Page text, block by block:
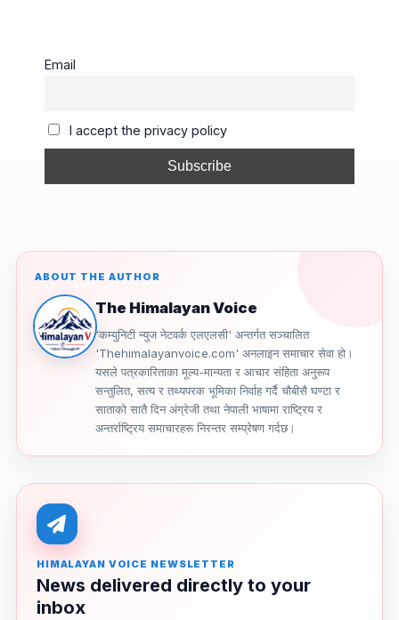
e
o
o
k
s
m n
k
Email
I accept the privacy policy
ABOUT THE AUTHOR
The Himalayan Voice
'कम्युनिटी न्युज नेटवर्क एलएलसी' अन्तर्गत सञ्चालित
'Thehimalayanvoice.com' अनलाइन समाचार सेवा हो।
यसले पत्रकारिताका मूल्य-मान्यता र आचार संहिता अनुरूप
सन्तुलित, सत्य र तथ्यपरक भूमिका निर्वाह गर्दै चौबीसै घण्टा र
साताको सातै दिन अंग्रेजी तथा नेपाली भाषामा राष्ट्रिय र
अन्तर्राष्ट्रिय समाचारहरू निरन्तर सम्प्रेषण गर्दछ।
HIMALAYAN VOICE NEWSLETTER
News delivered directly to your
inbox